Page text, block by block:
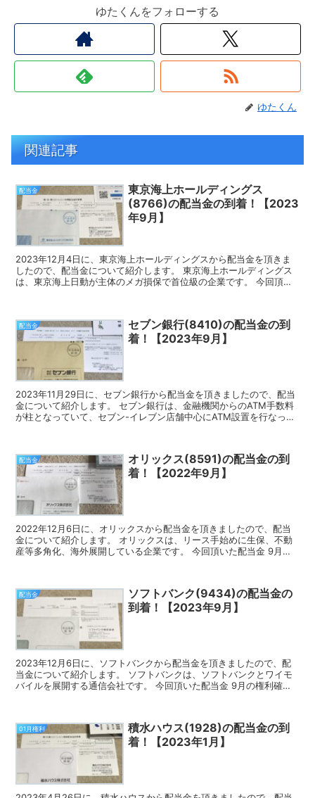
ゆたくんをフォローする
ゆたくん
関連記事
配当金
東京海上ホールディングス
(8766)の配当金の到着！【2023
年9月】
2023年12月4日に、東京海上ホールディングスから配当金を頂きま
したので、配当金について紹介します。 東京海上ホールディングス
は、東京海上日動が主体のメガ損保で首位級の企業です。 今回頂い
配当金
セブン銀行(8410)の配当金の到
着！【2023年9月】
2023年11月29日に、セブン銀行から配当金を頂きましたので、配当
金について紹介します。 セブン銀行は、金融機関からのATM手数料
が柱となっていて、セブン-イレブン店舗中心にATM設置を行なって
配当金
オリックス(8591)の配当金の到
着！【2022年9月】
2022年12月6日に、オリックスから配当金を頂きましたので、配当
金について紹介します。 オリックスは、リース手始めに生保、不動
産等多角化、海外展開している企業です。 今回頂いた配当金 9月の
配当金
ソフトバンク(9434)の配当金の
到着！【2023年9月】
2023年12月6日に、ソフトバンクから配当金を頂きましたので、配
当金について紹介します。 ソフトバンクは、ソフトバンクとワイモ
バイルを展開する通信会社です。 今回頂いた配当金 9月の権利確定
01月権利
積水ハウス(1928)の配当金の到
着！【2023年1月】